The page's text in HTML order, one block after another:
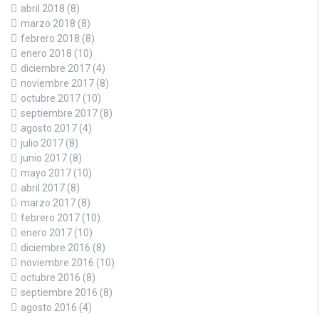
abril 2018 (8)
marzo 2018 (8)
febrero 2018 (8)
enero 2018 (10)
diciembre 2017 (4)
noviembre 2017 (8)
octubre 2017 (10)
septiembre 2017 (8)
agosto 2017 (4)
julio 2017 (8)
junio 2017 (8)
mayo 2017 (10)
abril 2017 (8)
marzo 2017 (8)
febrero 2017 (10)
enero 2017 (10)
diciembre 2016 (8)
noviembre 2016 (10)
octubre 2016 (8)
septiembre 2016 (8)
agosto 2016 (4)